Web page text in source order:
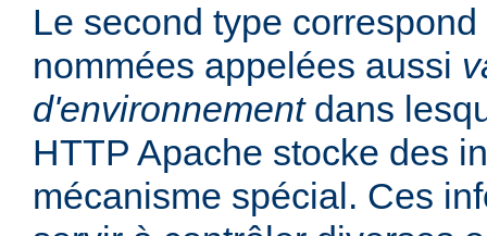
Le second type
nommées appelées aussi
d'environnementdans
HTTP Apache stocke des
mécanisme spécial. Ces